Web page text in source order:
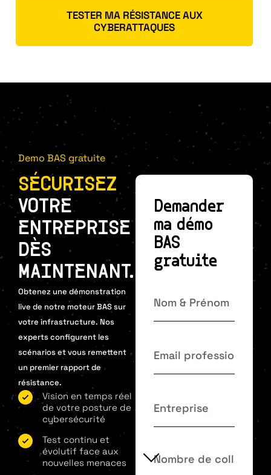
TESTER MA RÉSISTANCE AUX
CYBERATTAQUES
Demo BAS gratuite
SÉCURISEZ
VOTRE
ENTREPRISE
DÈS
MAINTENANT.
Obtenez une démonstration
live de notre moteur BAS sur
votre infrastructure. Nos
experts configurent les
scénarios et vous remettent
un premier rapport de
résistance.
Vision en temps réel
de votre posture de
cybersécurité
Test continu et
évolutif face aux
nouvelles menaces
Demander
ma démo
BAS
gratuite